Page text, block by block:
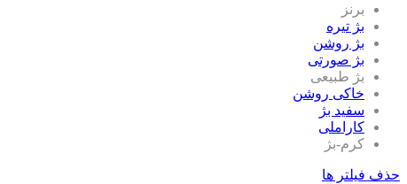
برنز
بژ تیره
بژ روشن
بژ صورتی
بژ طبیعی
خاکی روشن
سفید بژ
کاراملی
کرم-بژ
حذف فیلتر ها